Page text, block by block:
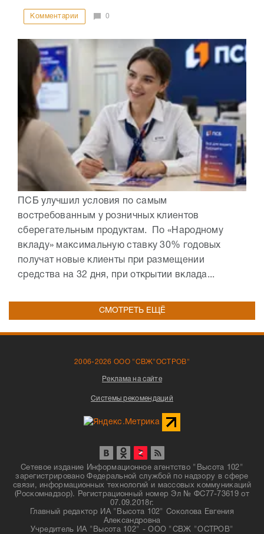
Комментарии 0
ПСБ улучшил условия по самым
востребованным у розничных клиентов
сберегательным продуктам. По «Народному
вкладу» максимальную ставку 30% годовых
получат новые клиенты при размещении
средства на 32 дня, при открытии вклада...
СМОТРЕТЬ ЕЩЁ
2006-2026 ООО "СВЖ"ОСТРОВ"
Реклама на сайте
Системы рекомендаций
Сетевое издание Информационное агентство "Высота 102"
зарегистрировано Федеральной службой по надзору в сфере
связи, информационных технологий и массовых коммуникаций
(Роскомнадзор). Регистрационный номер Эл № ФС77-73619 от
07.09.2018г.
Главный редактор ИА "Высота 102" Соколова Евгения
Александровна
Учредитель ИА "Высота 102" - ООО "СВЖ "ОСТРОВ"